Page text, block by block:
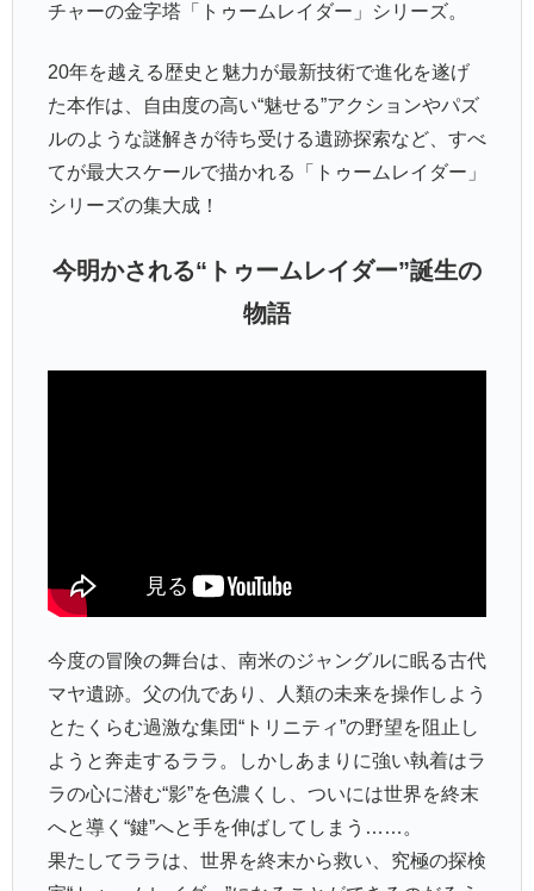
チャーの金字塔「トゥームレイダー」シリーズ。
20年を越える歴史と魅力が最新技術で進化を遂げ
た本作は、自由度の高い“魅せる”アクションやパズ
ルのような謎解きが待ち受ける遺跡探索など、すべ
てが最大スケールで描かれる「トゥームレイダー」
シリーズの集大成！
今明かされる“トゥームレイダー”誕生の
物語
今度の冒険の舞台は、南米のジャングルに眠る古代
マヤ遺跡。父の仇であり、人類の未来を操作しよう
とたくらむ過激な集団“トリニティ”の野望を阻止し
ようと奔走するララ。しかしあまりに強い執着はラ
ラの心に潜む“影”を色濃くし、ついには世界を終末
へと導く“鍵”へと手を伸ばしてしまう……。
果たしてララは、世界を終末から救い、究極の探検